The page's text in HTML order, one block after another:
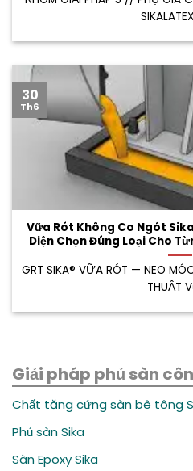
Vữa Rót Không Co Ngót
Diện Chọn Đúng Loại Cho
GRT SIKA® VỮA RÓT — NEO
THUẬT
30
Th6
Giải pháp phủ sàn
Chất tăng cứng sàn bê tông
Phủ sàn Sika
Sàn Epoxy Sika